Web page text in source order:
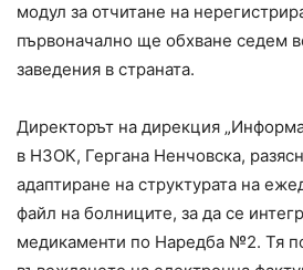
модул за отчитане на
първоначално ще обхване седем
заведения в страната.
Директорът на дирекция
в НЗОК, Гергана Ненчовска,
адаптиране на структурата на
файл на болниците, за да се
медикаменти по Наредба №2. Тя